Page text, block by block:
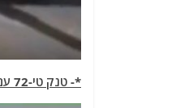
*- טנק טי-72 עם מערכת לסיכול טילי נ"ט דור 2 : T-72M1 with Sarab-2-